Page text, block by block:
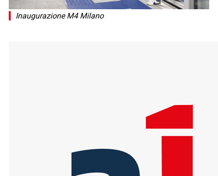
Inaugurazione M4 Milano